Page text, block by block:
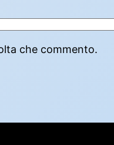
che commento.